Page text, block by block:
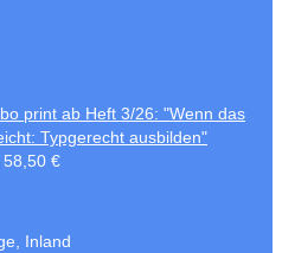
print ab Heft 3/26: "Wenn das
Typgerecht ausbilden"
58,50 €
Inland